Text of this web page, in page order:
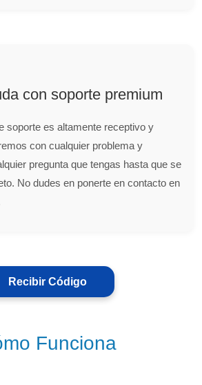
con soporte premium
soporte es altamente receptivo y
con cualquier problema y
pregunta que tengas hasta que se
No dudes en ponerte en contacto en
Recibir Código
Funciona